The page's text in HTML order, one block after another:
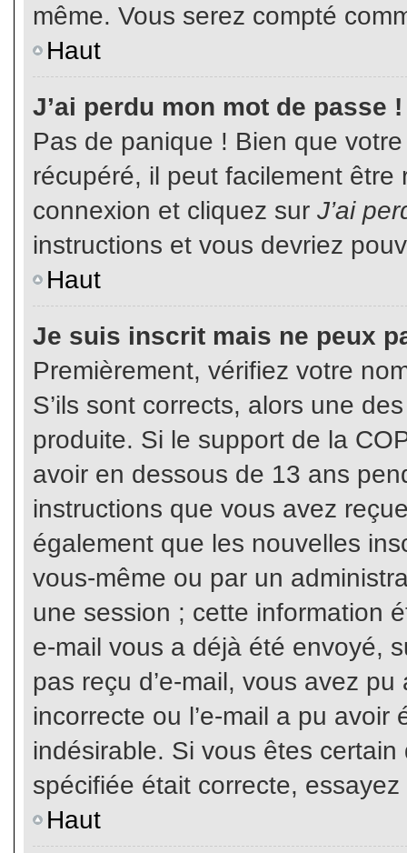
même. Vous serez compté
Haut
J’ai perdu mon mot de passe !
Pas de panique ! Bien que
récupéré, il peut facilement
connexion et cliquez sur J’ai
instructions et vous devriez
Haut
Je suis inscrit mais ne peux
Premièrement, vérifiez votre
S’ils sont corrects, alors une
produite. Si le support de la
avoir en dessous de 13 ans
instructions que vous avez
également que les nouvelles
vous-même ou par un
une session ; cette information
e-mail vous a déjà été envoyé,
pas reçu d’e-mail, vous avez
incorrecte ou l’e-mail a pu
indésirable. Si vous êtes
spécifiée était correcte,
Haut